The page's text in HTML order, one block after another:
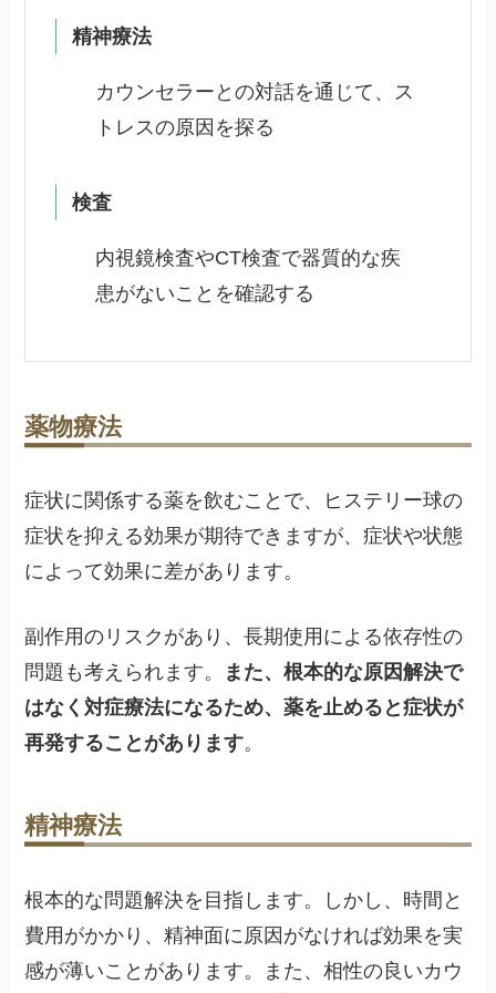
精神療法
カウンセラーとの対話を通じて、ス
トレスの原因を探る
検査
内視鏡検査やCT検査で器質的な疾
患がないことを確認する
薬物療法
症状に関係する薬を飲むことで、ヒステリー球の
症状を抑える効果が期待できますが、症状や状態
によって効果に差があります。
副作用のリスクがあり、長期使用による依存性の
問題も考えられます。
また、根本的な原因解決で
はなく対症療法になるため、薬を止めると症状が
再発することがあります。
精神療法
根本的な問題解決を目指します。しかし、時間と
費用がかかり、精神面に原因がなければ効果を実
感が薄いことがあります。また、相性の良いカウ